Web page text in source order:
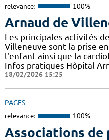
relevance: 100%
Arnaud de
Les principales activités
Villeneuve sont la prise
l'enfant ainsi que la
Infos pratiques Hôpital
18/02/2026 15:25
PAGES
relevance: 100%
Associations de